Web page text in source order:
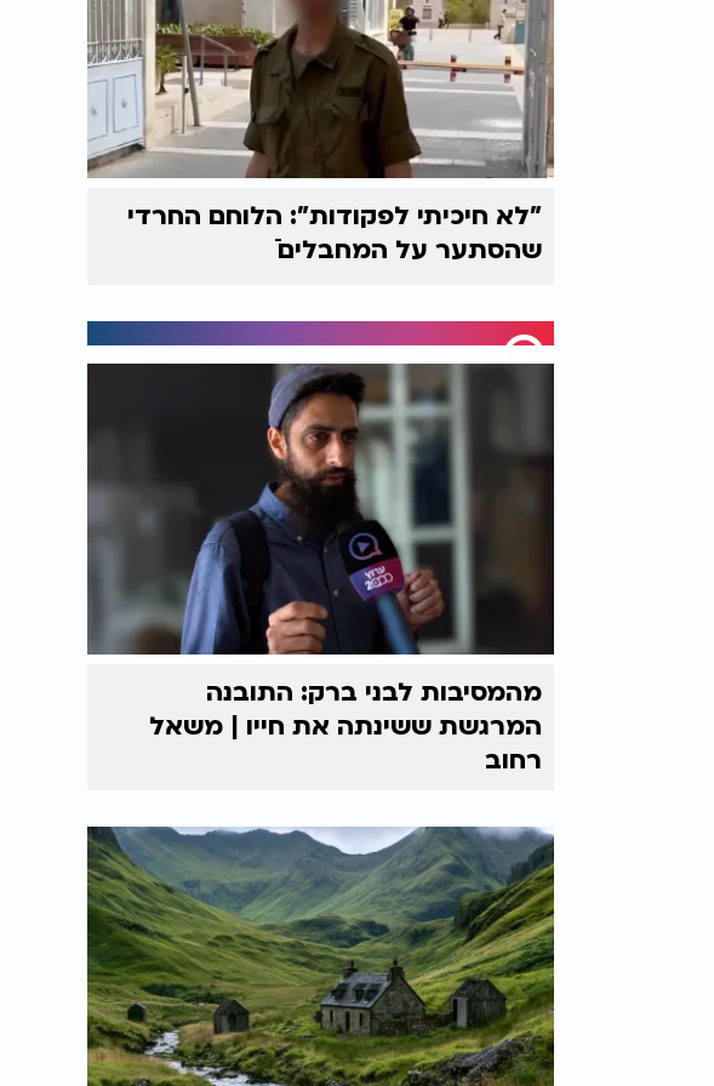
"לא חיכיתי לפקודות": הלוחם החרדי
שהסתער על המחבלים ֿ
מהמסיבות לבני ברק: התובנה
המרגשת ששינתה את חייו | משאל
רחוב